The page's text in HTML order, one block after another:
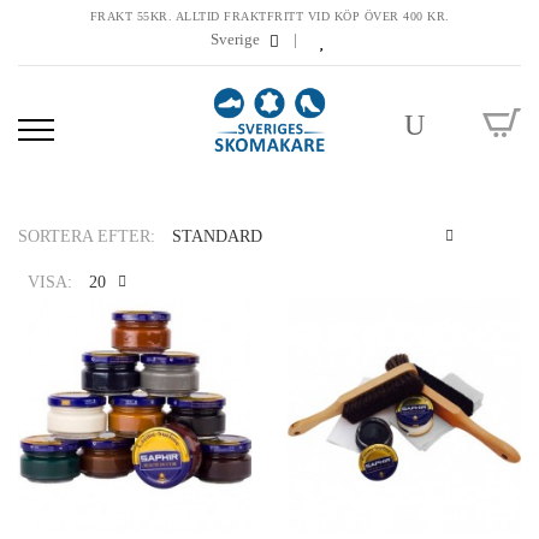
FRAKT 55KR. ALLTID FRAKTFRITT VID KÖP ÖVER 400 KR.
Sverige
SORTERA EFTER:
VISA:
Saphir Créme Surfine
115 kr
Produkt: Skokräm i glasburk, tillgänglig i 70